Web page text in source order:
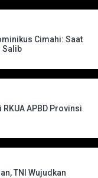
Cimahi: Saat
Salib
APBD Provinsi
TNI Wujudkan